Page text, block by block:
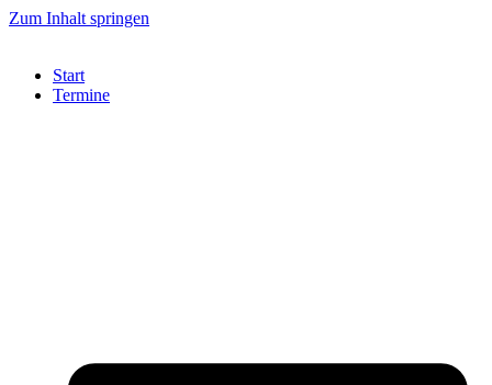
Zum Inhalt springen
Start
Termine